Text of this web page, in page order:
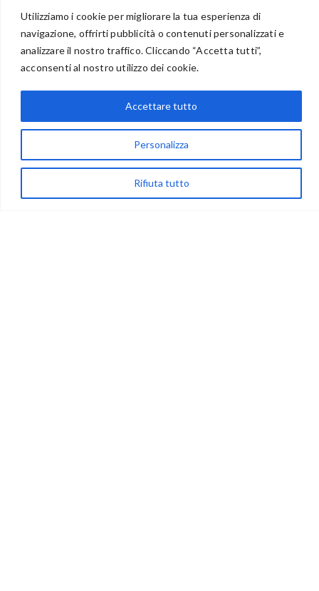
Utilizziamo i cookie per migliorare la tua esperienza di
navigazione, offrirti pubblicità o contenuti personalizzati e
analizzare il nostro traffico. Cliccando “Accetta tutti”,
acconsenti al nostro utilizzo dei cookie.
Personalizza
Rifiuta tutto
Accettare tutto
BENVENUTI NEL PORTALE RIVENDITORI
via Acqua delle Noci 12
83024 Monteforte Irpino (AV)
(+39) 081-7777233